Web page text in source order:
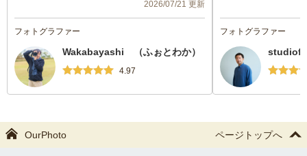
らしいものばかりだった記憶から今回自身
の息子の初宮参りも是非ふぉとわかさんに
撮影当日は大変な猛暑で息子も機嫌が悪く
泣いてばかりでした。我々は息子のペース
に完全に乗せられてしまいアタフタしてい
素晴らしいお写真の出来上がりでした。泣
2026/07/21 更新
フォトグラファー
Wakabayashi （ふぉとわか）
4.97
フォトグラファー
OurPhoto ページトップへ